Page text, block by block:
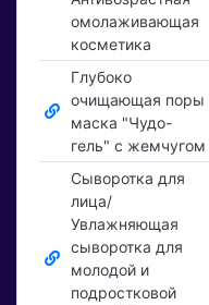
омолаживающая
косметика
Глубоко
очищающая поры
маска "Чудо-
гель" с жемчугом
Сыворотка для
лица/
Увлажняющая
сыворотка для
молодой и
подростковой